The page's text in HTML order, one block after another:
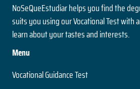
NoSeQueEstudiar helps you find the
suits you using our Vocational Test with
learn about your tastes and interests.
Menu
Vocational Guidance Test